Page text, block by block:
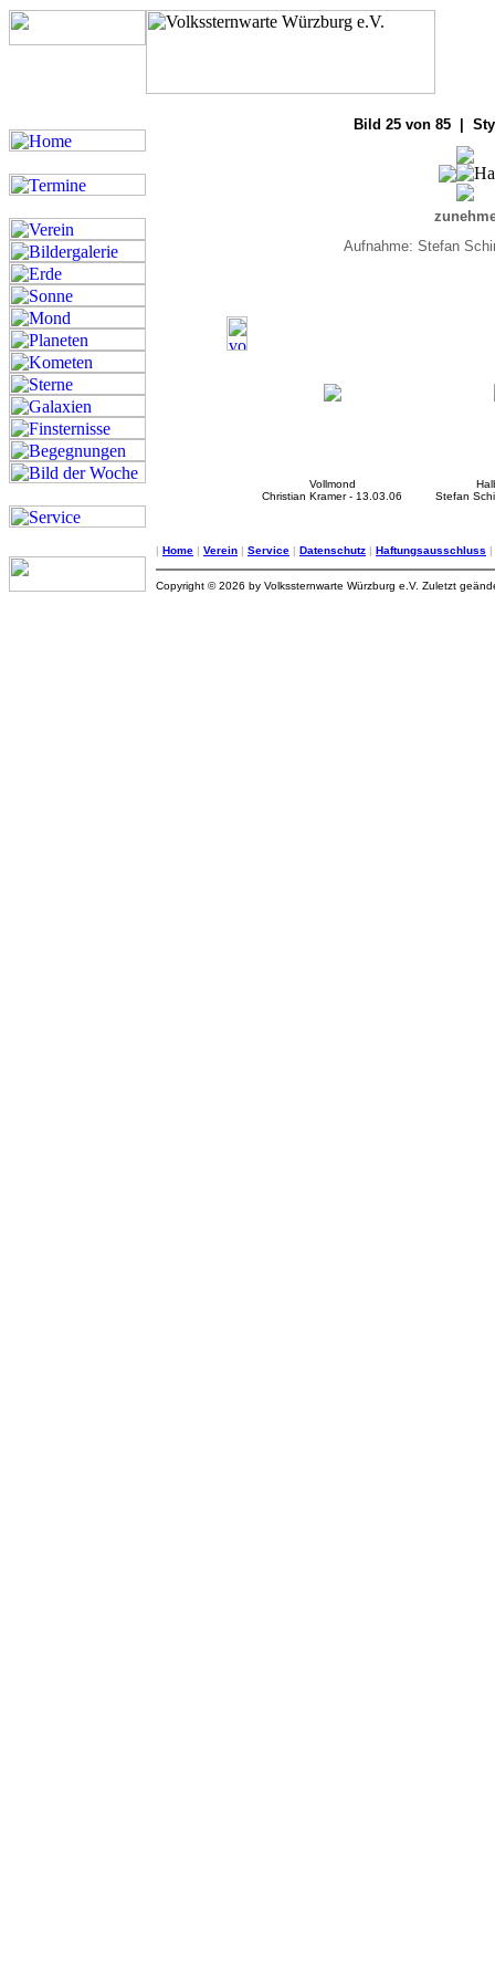
Bild 25 von 85 |
Aufnahme: Stefan
Vollmond
Christian Kramer - 13.03.06
Stefan
| Home | Verein | Service | Datenschutz | Haftungsausschluss |
Copyright © 2026 by Volkssternwarte Würzburg e.V. Zuletzt